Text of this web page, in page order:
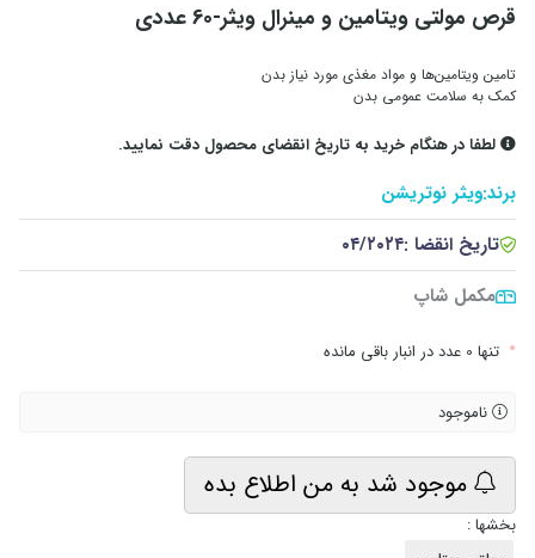
قرص مولتی ویتامین و مینرال ویثر-60 عددی
تامین ویتامین‌ها و مواد مغذی مورد نیاز بدن
کمک به سلامت عمومی بدن
لطفا در هنگام خرید به تاریخ انقضای محصول دقت نمایید.
برند:ویثر نوتریشن
تاریخ انقضا :۰۴/۲۰۲۴
مکمل شاپ
• تنها 0 عدد در انبار باقی مانده
ناموجود
موجود شد به من اطلاع بده
بخشها :